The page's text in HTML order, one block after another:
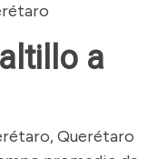
a
Querétaro